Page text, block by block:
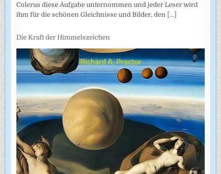
Colerus diese Aufgabe unternommen und jeder Leser wird
ihm für die schönen Gleichnisse und Bilder, den [...]
Die Kraft der Himmelszeichen